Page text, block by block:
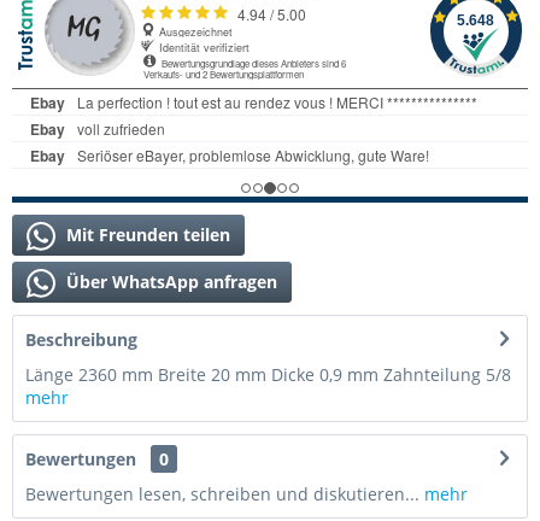
Mit Freunden teilen
Über WhatsApp anfragen
Beschreibung
Länge 2360 mm Breite 20 mm Dicke 0,9 mm Zahnteilung 5/8
mehr
Bewertungen
0
Bewertungen lesen, schreiben und diskutieren... mehr